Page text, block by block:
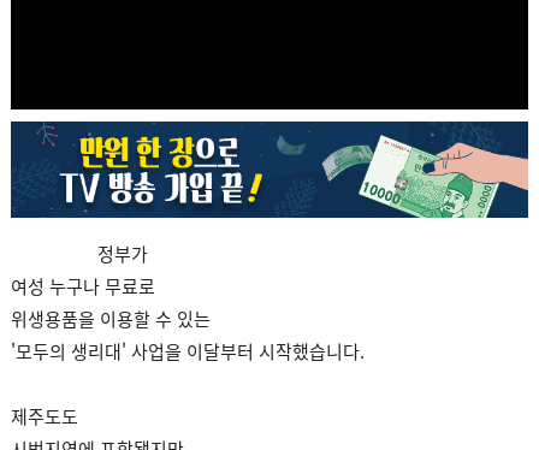
정부가
여성 누구나 무료로
위생용품을 이용할 수 있는
'모두의 생리대' 사업을 이달부터 시작했습니다.
제주도도